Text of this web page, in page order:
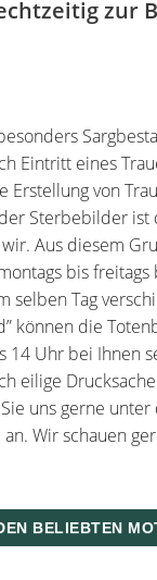
zur
Eintritt eines
Erstellung von
Sterbebilder ist
Aus diesem
bis
selben Tag
können die
14 Uhr bei Ihnen
eilige
uns gerne
an. Wir schauen
BELIEBTEN